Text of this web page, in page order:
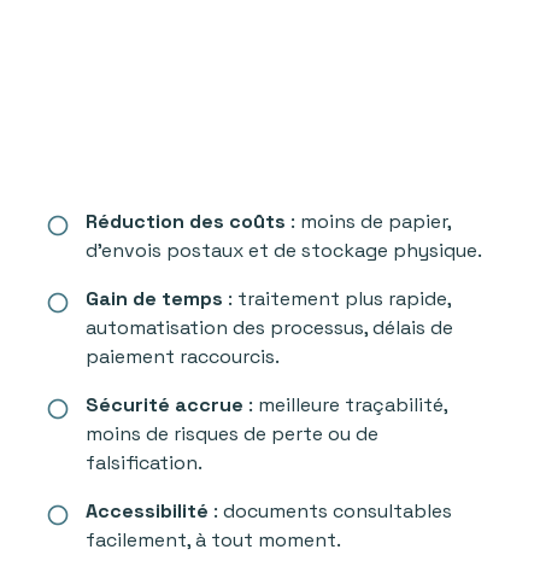
radio_button_unchecked Réduction des coûts : moins de papier,
d’envois postaux et de stockage physique.
radio_button_unchecked Gain de temps : traitement plus rapide,
automatisation des processus, délais de
paiement raccourcis.
radio_button_unchecked Sécurité accrue : meilleure traçabilité,
moins de risques de perte ou de
falsification.
radio_button_unchecked Accessibilité : documents consultables
facilement, à tout moment.